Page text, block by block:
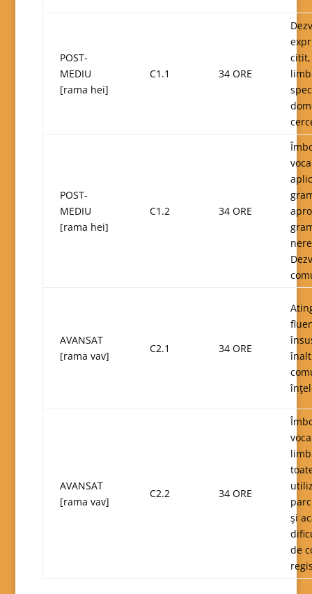
POST-
MEDIU
[rama hei]
C1.1 34 ORE
POST-
MEDIU
[rama hei]
C1.2 34 ORE
AVANSAT
[rama vav]
C2.1 34 ORE
AVANSAT
[rama vav]
C2.2 34 ORE
şi
de